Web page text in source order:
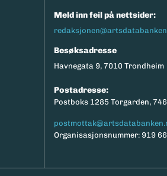
Meld inn feil på nettsider:
Besøksadresse
Havnegata 9, 7010 Trondheim
Postadresse:
Postboks 1285 Torgarden,
Organisasjonsnummer: 919